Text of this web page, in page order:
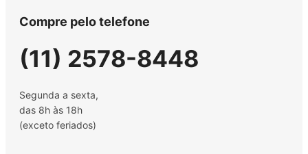
Compre pelo telefone
(11) 2578-8448
Segunda a sexta,
das 8h às 18h
(exceto feriados)